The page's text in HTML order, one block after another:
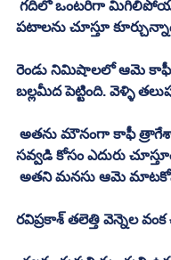
పటాలను చూస్తూ
రెండు నిమిషాలలో ఆమె కాఫీగ్లాస్‌ తో తిరిగి వచ్చి అతని
బల్లమీద పెట్టింది. వెళ్ళి
సవ్వడి కోసం ఎదురు
అతని మనసు ఆమె మాటకోసం
రవిప్రకాశ్‌ తలెత్తి వెన్నెల